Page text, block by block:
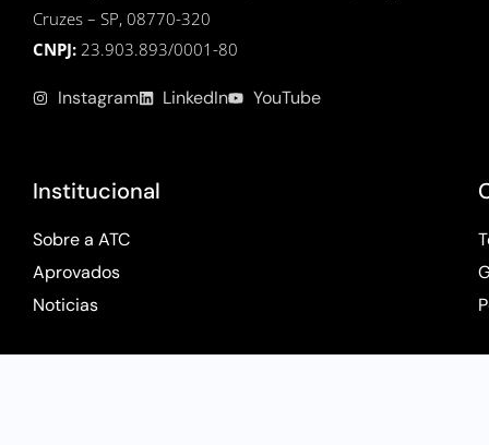
Cruzes – SP, 08770-320
CNPJ: 23.903.893/0001-80
Instagram LinkedIn YouTube
Institucional
Sobre a ATC
Aprovados
Noticias